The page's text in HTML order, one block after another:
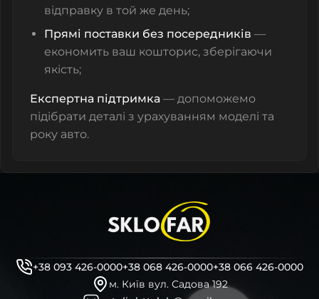
відправку в той же день;
Прямі поставки без посередників —
економить ваш кошторис, зберігаючи
якість;
Експертна підтримка — допоможемо
підібрати деталі з урахуванням моделі та
року авто.
+38 093 426-0000+38 068 426-0000+38 066 426-0000
м. Київ вул. Садова 192